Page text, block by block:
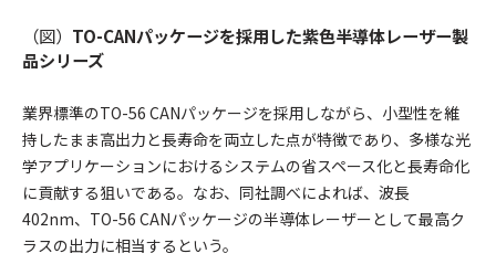
（図） TO-CANパッケージを採用した紫色半導体レーザー製
品シリーズ
業界標準のTO-56 CANパッケージを採用しながら、小型性を維
持したまま高出力と長寿命を両立した点が特徴であり、多様な光
学アプリケーションにおけるシステムの省スペース化と長寿命化
に貢献する狙いである。なお、同社調べによれば、波長
402nm、TO-56 CANパッケージの半導体レーザーとして最高ク
ラスの出力に相当するという。